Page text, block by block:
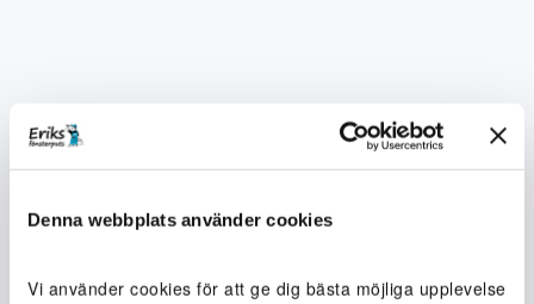
Denna webbplats använder cookies
Vi använder cookies för att ge dig bästa möjliga upplevelse